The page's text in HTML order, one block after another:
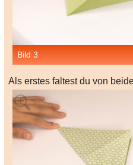
Bild 3
Als erstes faltest du von